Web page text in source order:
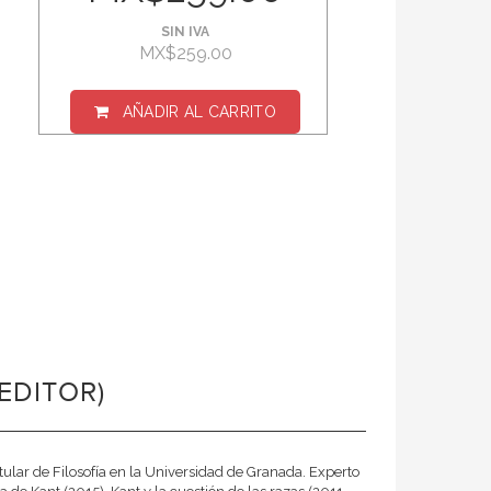
SIN IVA
MX$259.00
AÑADIR AL CARRITO
de Filosofía en la Universidad de Granada. Experto